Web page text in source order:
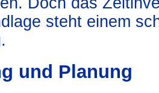
steht einem
und Planung